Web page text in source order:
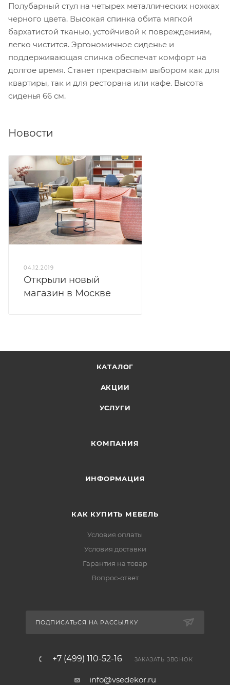
Полубарный стул на четырех металлических ножках
черного цвета. Высокая спинка обита мягкой
бархатистой тканью, устойчивой к повреждениям,
легко чистится. Эргономичное сиденье и
поддерживающая спинка обеспечат комфорт на
долгое время. Станет прекрасным выбором как для
квартиры, так и для ресторана или кафе. Высота
сиденья 66 см.
Новости
04.12.2019
Открыли новый
магазин в Москве
КАТАЛОГ
АКЦИИ
УСЛУГИ
КОМПАНИЯ
ИНФОРМАЦИЯ
КАК КУПИТЬ МЕБЕЛЬ
Условия оплаты
Условия доставки
Гарантия на товар
Вопрос-ответ
ПОДПИСАТЬСЯ НА РАССЫЛКУ
+7 (499) 110-52-16 ЗАКАЗАТЬ ЗВОНОК
info@vsedekor.ru